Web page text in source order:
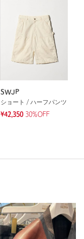
SWJP
ショート / ハーフパンツ
¥42,350 30%OFF